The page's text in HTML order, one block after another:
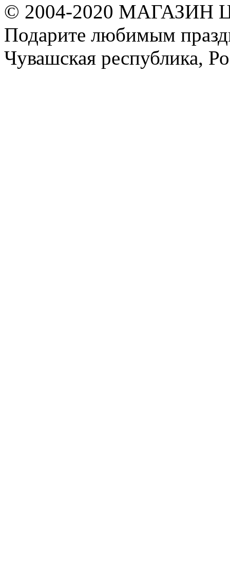
© 2004-2020 МАГАЗИН
Подарите любимым
Чувашская республика,